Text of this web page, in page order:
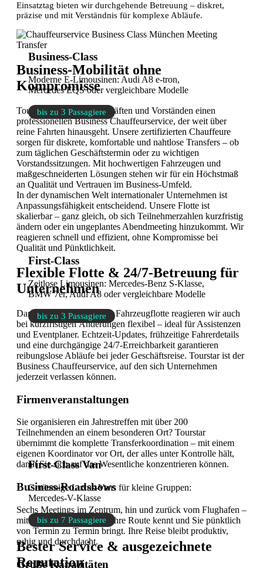
Einsatztag bieten wir durchgehende Betreuung – diskret,
präzise und mit Verständnis für komplexe Abläufe.
Business-Mobilität ohne
Kompromisse
Tourstar bietet Führungskräften und Vorständen einen
professionellen Business Chauffeurservice, der weit über
reine Fahrten hinausgeht. Unsere zertifizierten Chauffeure
sorgen für diskrete, komfortable und nahtlose Transfers – ob
zum täglichen Geschäftstermin oder zu wichtigen
Vorstandssitzungen. Mit hochwertigen Fahrzeugen und
maßgeschneiderten Lösungen stehen wir für ein Höchstmaß
an Qualität und Vertrauen im Business-Umfeld.
In der dynamischen Welt internationaler Unternehmen ist
Anpassungsfähigkeit entscheidend. Unsere Flotte ist
skalierbar – ganz gleich, ob sich Teilnehmerzahlen kurzfristig
ändern oder ein ungeplantes Abendmeeting hinzukommt. Wir
reagieren schnell und effizient, ohne Kompromisse bei
Qualität und Pünktlichkeit.
Flexible Flotte & 24/7-Betreuung für
Unternehmen
Dank unserer skalierbaren Fahrzeugflotte reagieren wir auch
bei kurzfristigen Änderungen flexibel – ideal für Assistenzen
und Eventplaner. Echtzeit-Updates, frühzeitige Fahrerdetails
und eine durchgängige 24/7-Erreichbarkeit garantieren
reibungslose Abläufe bei jeder Geschäftsreise. Tourstar ist der
Business Chauffeurservice, auf den sich Unternehmen
jederzeit verlassen können.
Firmenveranstaltungen
Sie organisieren ein Jahrestreffen mit über 200
Teilnehmenden an einem besonderen Ort? Tourstar
übernimmt die komplette Transferkoordination – mit einem
eigenen Koordinator vor Ort, der alles unter Kontrolle hält,
damit Sie sich auf das Wesentliche konzentrieren können.
Business-Roadshows
Sechs Meetings im Zentrum, hin und zurück vom Flughafen –
mit einem Chauffeur, der Ihre Route kennt und Sie pünktlich
von Termin zu Termin bringt. Ihre Reise bleibt produktiv,
ruhig und durchdacht.
Große Kapazitäten
Business-Class
Moderne E-Limousinen: Audi A8 e-tron,
Mercedes EQS oder vergleichbare Modelle
bis zu 3 Passagiere
First-Class
Zeitlose Limousinen: Mercedes-Benz S-Klasse,
BMW 7er, Audi A8 oder vergleichbare Modelle
bis zu 3 Passagiere
First-Class Van
Geräumige Luxus-Vans für kleine Gruppen:
Mercedes-V-Klasse
bis zu 7 Passagiere
Bester Service & ausgezeichnete
Reputation